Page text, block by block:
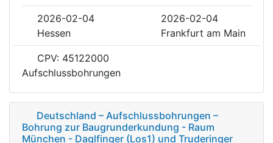
2026-02-04
2026-02-04
Hessen
Frankfurt am Main
CPV: 45122000
Aufschlussbohrungen
Deutschland – Aufschlussbohrungen –
Bohrung zur Baugrunderkundung - Raum
München - Daglfinger (Los1) und Truderinger